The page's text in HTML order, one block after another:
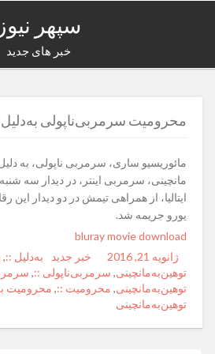
سپهر نیوز
خبر های جدید
محرومیت سرمربی‌ناپولی به‌دلیل
مائوریسیو ساری، سرمربی ناپولی، به
مانچینی، سرمربی اینتر، در دیدار سه
یورو جریمه ‏شد.‏
bluray movie download
Posted
on
ژانویه 21, 2016 Author
Categories
خبر جدید Tags
به‌دلیل ::,
توهین‌به‌مانچینی, سرمربی‌ناپولی ::,
توهین‌به‌مانچینی, محرومیت ::, محرومیت
توهین‌به‌مانچینی